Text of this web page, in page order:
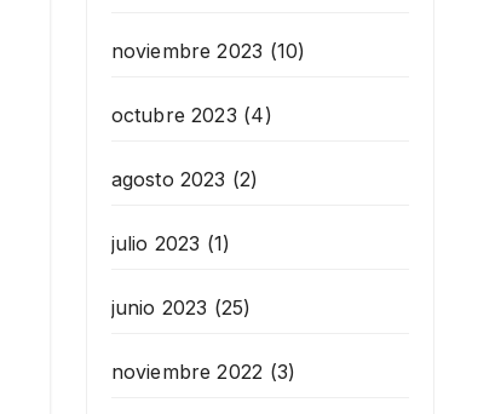
noviembre 2023 (10)
octubre 2023 (4)
agosto 2023 (2)
julio 2023 (1)
junio 2023 (25)
noviembre 2022 (3)